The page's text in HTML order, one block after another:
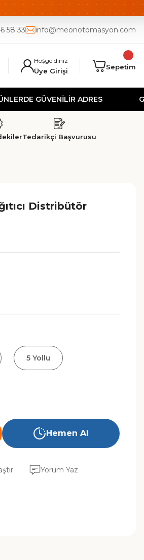
58 33 info@meonotomasyon.com
Hoşgeldiniz
Üye Girişi Sepetim
GÜVENİLİR ADRES
Tedarikçi Başvurusu
Distribütör
5 Yollu
Hemen Al
Yorum Yaz